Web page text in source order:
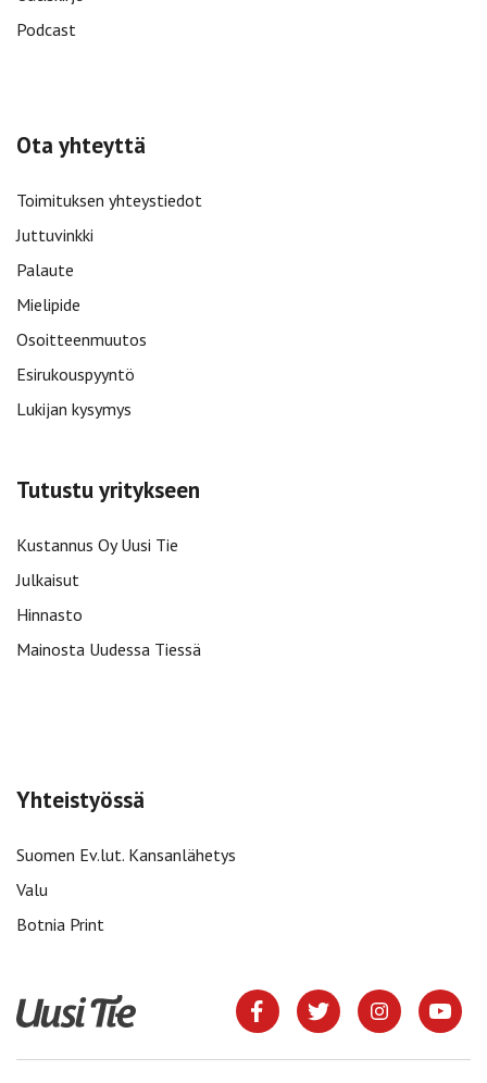
Podcast
Ota yhteyttä
Toimituksen yhteystiedot
Juttuvinkki
Palaute
Mielipide
Osoitteenmuutos
Esirukouspyyntö
Lukijan kysymys
Tutustu yritykseen
Kustannus Oy Uusi Tie
Julkaisut
Hinnasto
Mainosta Uudessa Tiessä
Yhteistyössä
Suomen Ev.lut. Kansanlähetys
Valu
Botnia Print